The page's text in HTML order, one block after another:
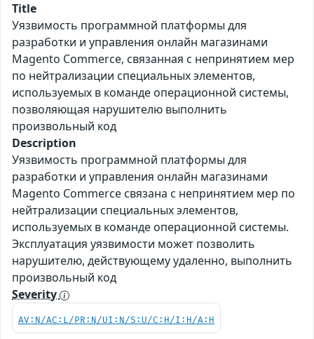
Title
Уязвимость программной платформы для
разработки и управления онлайн магазинами
Magento Commerce, связанная с непринятием мер
по нейтрализации специальных элементов,
используемых в команде операционной системы,
позволяющая нарушителю выполнить
произвольный код
Description
Уязвимость программной платформы для
разработки и управления онлайн магазинами
Magento Commerce связана с непринятием мер по
нейтрализации специальных элементов,
используемых в команде операционной системы.
Эксплуатация уязвимости может позволить
нарушителю, действующему удаленно, выполнить
произвольный код
Severity
AV:N/AC:L/PR:N/UI:N/S:U/C:H/I:H/A:H